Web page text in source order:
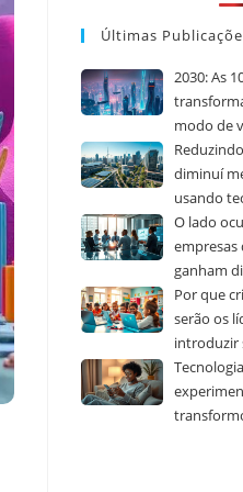
Últimas
2030: As
modo de
diminuí
usando
O lado
empresas
ganham
Por que
serão os
introduzir